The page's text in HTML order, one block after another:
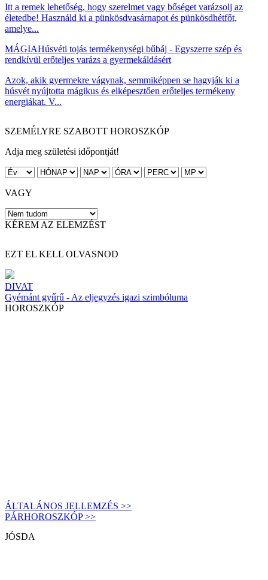
Itt a remek lehetőség, hogy szerelmet vagy bőséget varázsolj az
életedbe! Használd ki a pünkösdvasárnapot és pünkösdhétfőt,
amelye...
MÁGIAHúsvéti tojás termékenységi bűbáj - Egyszerre szép és
rendkívül erőteljes varázs a gyermekáldásért
Azok, akik gyermekre vágynak, semmiképpen se hagyják ki a
húsvét nyújtotta mágikus és elképesztően erőteljes termékeny
energiákat. V...
SZEMÉLYRE SZABOTT HOROSZKÓP
Adja meg születési időpontját!
VAGY
KÉREM AZ ELEMZÉST
EZT EL KELL OLVASNOD
DIVAT
Gyémánt gyűrű - Az eljegyzés igazi szimbóluma
HOROSZKÓP
ÁLTALÁNOS JELLEMZÉS >>
PÁRHOROSZKÓP >>
JÓSDA